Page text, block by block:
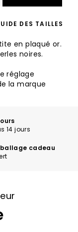
en plaqué or.
noires.
réglage
la marque
DES TAILLES
14 jours
cadeau